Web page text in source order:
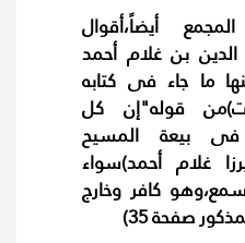
أيضاً،أقوال
بن غلام أحمد
ما جاء فى كتابه
قوله"إن كل
بيعة المسيح
غلام أحمد)سواء
كافر وخارج
صفحة 35)